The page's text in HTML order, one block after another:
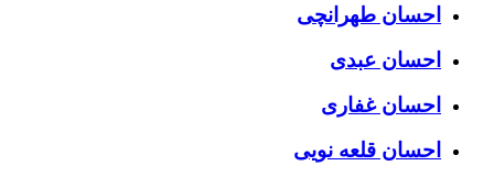
احسان طهرانچی
احسان عبدی
احسان غفاری
احسان قلعه نویی